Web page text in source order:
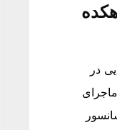
در